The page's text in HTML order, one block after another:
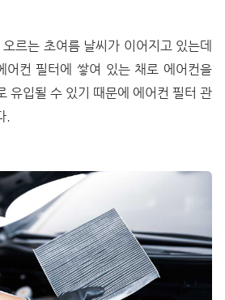
르는 초여름 날씨가 이어지고 있는데
어컨 필터에 쌓여 있는 채로 에어컨을
유입될 수 있기 때문에 에어컨 필터 관
.